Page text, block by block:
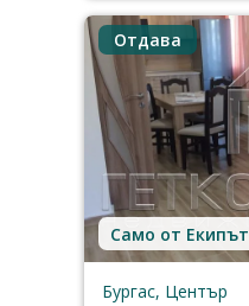
Отдава
Само от Екипът
Бургас, Център